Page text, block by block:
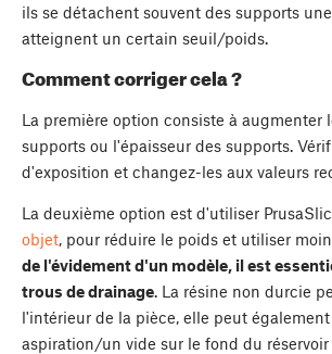
ils se détachent souvent des supports
atteignent un certain seuil/poids.
Comment corriger cela ?
La première option consiste à augmenter
supports ou l'épaisseur des supports.
d'exposition et changez-les aux valeurs
La deuxième option est d'utiliser
objet, pour réduire le poids et utiliser
de l'évidement d'un modèle, il est
trous de drainage. La résine non durcie
l'intérieur de la pièce, elle peut
aspiration/un vide sur le fond du